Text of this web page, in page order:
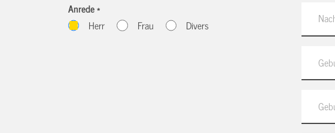
Anrede *
Herr
Frau Divers